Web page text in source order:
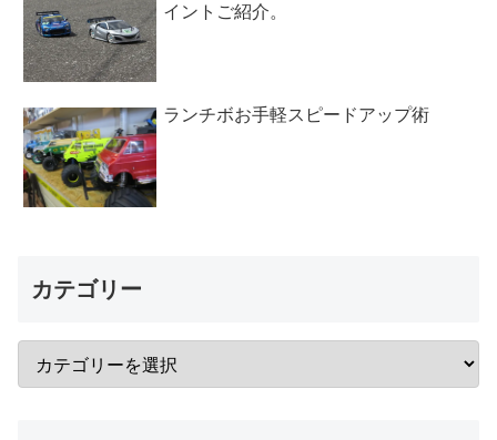
イントご紹介。
ランチボお手軽スピードアップ術
カテゴリー